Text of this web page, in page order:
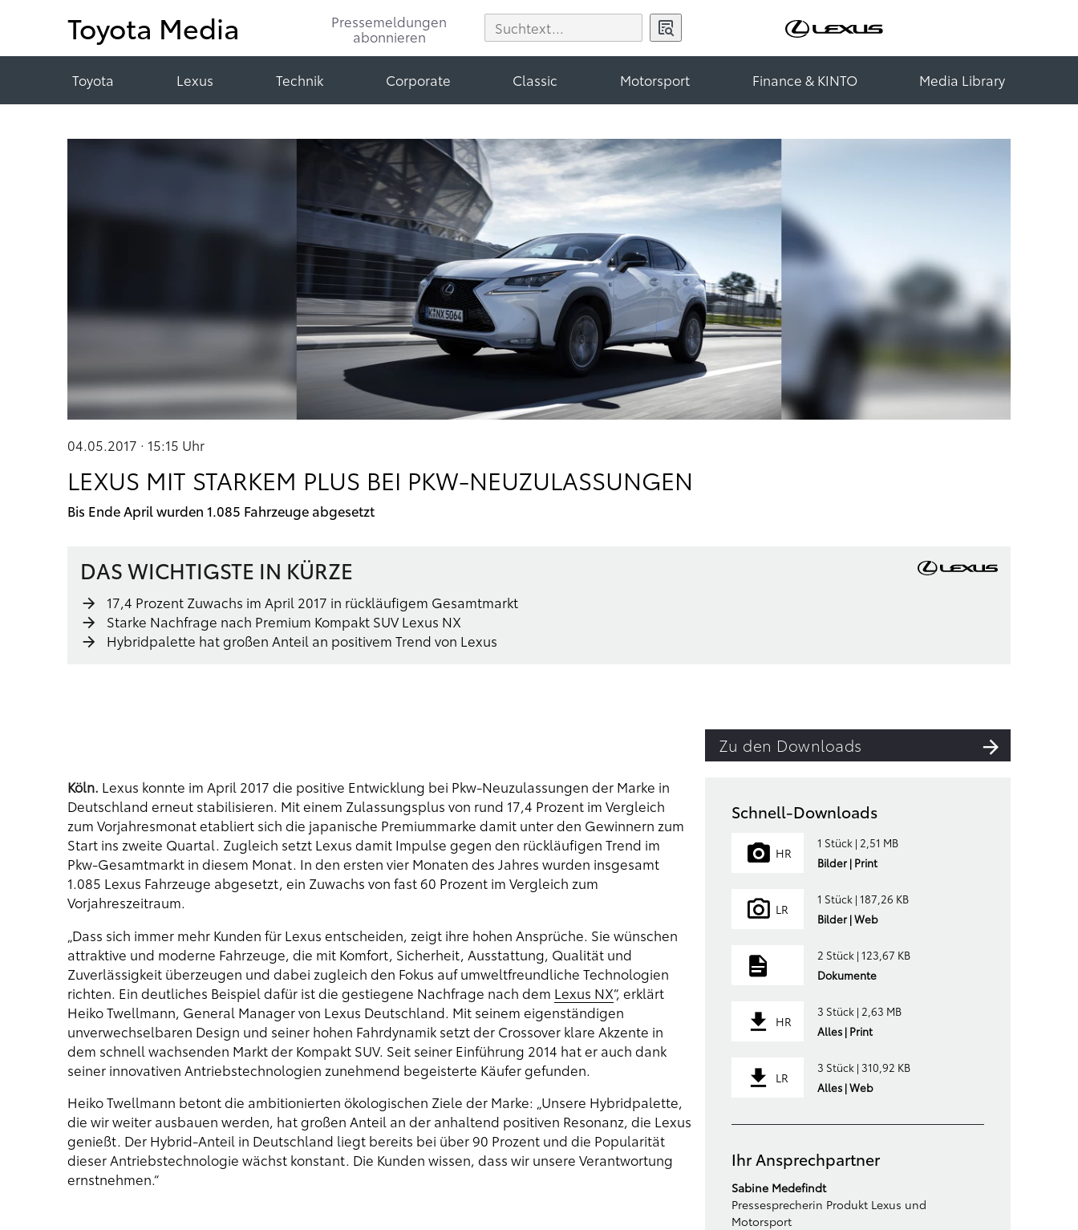
Toyota Media
Pressemeldungen
abonnieren
Toyota Lexus Technik Corporate Classic Motorsport Finance & KINTO Media Library
04.05.2017 · 15:15 Uhr
LEXUS MIT STARKEM PLUS BEI PKW-NEUZULASSUNGEN
Bis Ende April wurden 1.085 Fahrzeuge abgesetzt
DAS WICHTIGSTE IN KÜRZE
17,4 Prozent Zuwachs im April 2017 in rückläufigem Gesamtmarkt
Starke Nachfrage nach Premium Kompakt SUV Lexus NX
Hybridpalette hat großen Anteil an positivem Trend von Lexus
Zu den Downloads
Köln. Lexus konnte im April 2017 die positive Entwicklung bei Pkw-Neuzulassungen der Marke in
Deutschland erneut stabilisieren. Mit einem Zulassungsplus von rund 17,4 Prozent im Vergleich
zum Vorjahresmonat etabliert sich die japanische Premiummarke damit unter den Gewinnern zum
Start ins zweite Quartal. Zugleich setzt Lexus damit Impulse gegen den rückläufigen Trend im
Pkw-Gesamtmarkt in diesem Monat. In den ersten vier Monaten des Jahres wurden insgesamt
1.085 Lexus Fahrzeuge abgesetzt, ein Zuwachs von fast 60 Prozent im Vergleich zum
Vorjahreszeitraum.
„Dass sich immer mehr Kunden für Lexus entscheiden, zeigt ihre hohen Ansprüche. Sie wünschen
attraktive und moderne Fahrzeuge, die mit Komfort, Sicherheit, Ausstattung, Qualität und
Zuverlässigkeit überzeugen und dabei zugleich den Fokus auf umweltfreundliche Technologien
richten. Ein deutliches Beispiel dafür ist die gestiegene Nachfrage nach dem Lexus NX“, erklärt
Heiko Twellmann, General Manager von Lexus Deutschland. Mit seinem eigenständigen
unverwechselbaren Design und seiner hohen Fahrdynamik setzt der Crossover klare Akzente in
dem schnell wachsenden Markt der Kompakt SUV. Seit seiner Einführung 2014 hat er auch dank
seiner innovativen Antriebstechnologien zunehmend begeisterte Käufer gefunden.
Heiko Twellmann betont die ambitionierten ökologischen Ziele der Marke: „Unsere Hybridpalette,
die wir weiter ausbauen werden, hat großen Anteil an der anhaltend positiven Resonanz, die Lexus
genießt. Der Hybrid-Anteil in Deutschland liegt bereits bei über 90 Prozent und die Popularität
dieser Antriebstechnologie wächst konstant. Die Kunden wissen, dass wir unsere Verantwortung
ernstnehmen.“
Schnell-Downloads
HR
1 Stück | 2,51 MB
Bilder | Print
LR
1 Stück | 187,26 KB
Bilder | Web
2 Stück | 123,67 KB
Dokumente
HR
3 Stück | 2,63 MB
Alles | Print
LR
3 Stück | 310,92 KB
Alles | Web
Ihr Ansprechpartner
Sabine Medefindt
Pressesprecherin Produkt Lexus und
Motorsport